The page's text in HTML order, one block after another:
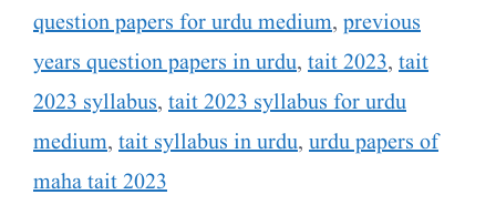
question papers for urdu medium, previous
years question papers in urdu, tait 2023, tait
2023 syllabus, tait 2023 syllabus for urdu
medium, tait syllabus in urdu, urdu papers of
maha tait 2023